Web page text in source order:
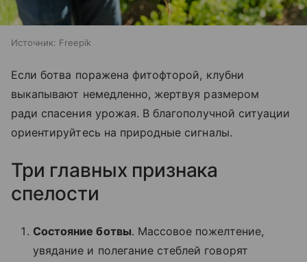
Источник: Freepik
Если ботва поражена фитофторой, клубни
выкапывают немедленно, жертвуя размером
ради спасения урожая. В благополучной ситуации
ориентируйтесь на природные сигналы.
Три главных признака
спелости
Состояние ботвы. Массовое пожелтение,
увядание и полегание стеблей говорят